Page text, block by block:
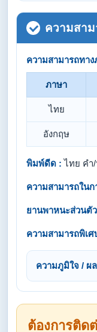
ความสาม
ความสามารถทาง
ภาษา
ไทย
อังกฤษ
พิมพ์ดีด : ไทย คำ
ความสามารถใน
ยานพาหนะส่วนตั
ความสามารถพิเศ
ความภูมิใจ / ผ
ต้องการติด